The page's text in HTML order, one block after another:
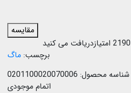
مقایسه
2190 امتیازدریافت می کنید
برچسب: ماگ
شناسه محصول: 0201100020070006
اتمام موجودی